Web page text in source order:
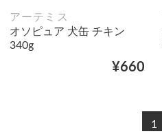
アーテミス
オソピュア 犬缶 チキン
340g
¥660
1